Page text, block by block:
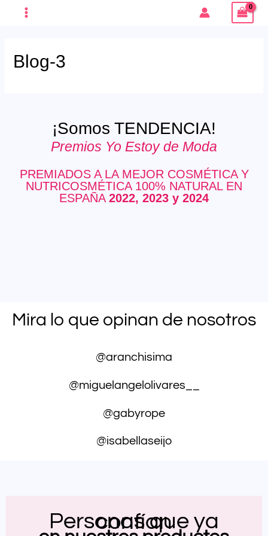
MAIN
Blog-3
¡Somos TENDENCIA!
Premios Yo Estoy de Moda
PREMIADOS A LA MEJOR COSMÉTICA Y
NUTRICOSMÉTICA 100% NATURAL EN
ESPAÑA 2022, 2023 y 2024
Mira lo que opinan de nosotros
@aranchisima
@miguelangelolivares__
@gabyrope
@isabellaseijo
Personas que ya confían